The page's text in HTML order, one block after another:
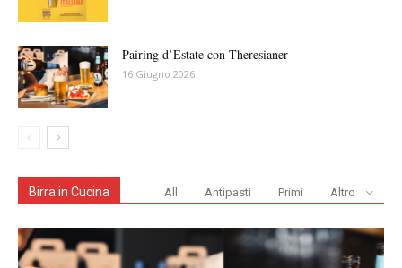
Pairing d’Estate con Theresianer
16 Giugno 2026
Birra in Cucina All Antipasti Primi Altro